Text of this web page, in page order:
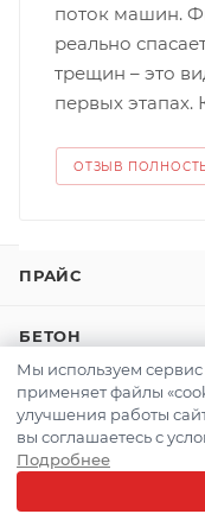
РАССЧИТАТЬ
поток машин.
реально
трещин – это
первых этапах.
ОТЗЫВ
ПРАЙС
БЕТОН
КЕРАМЗИТОБЕТОН
ТОЩИЙ БЕТОН
Мы используем
применяет файлы
улучшения работы
вы соглашаетесь с
Подробнее